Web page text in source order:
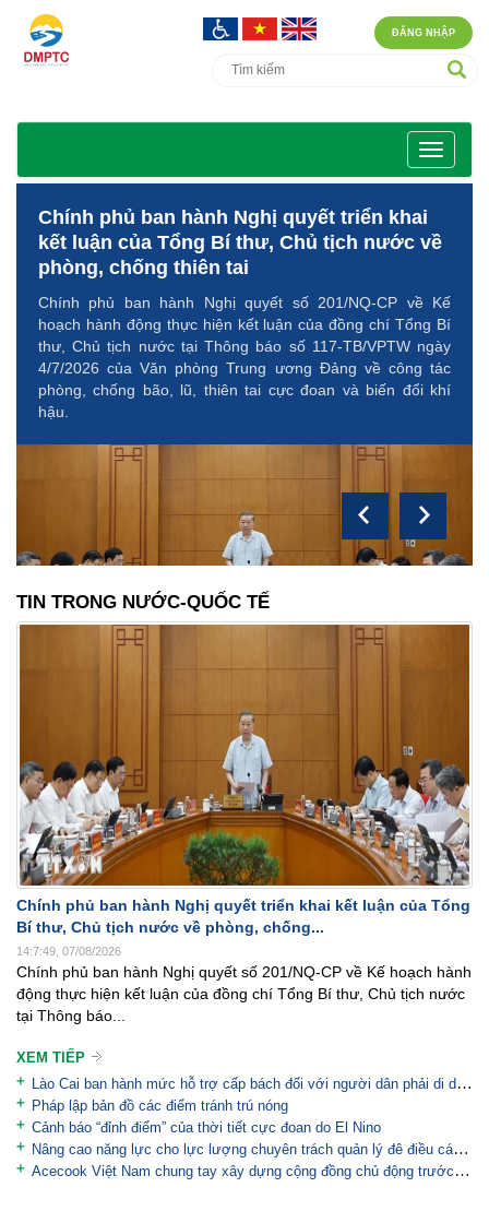
ĐĂNG NHẬP
Chính phủ ban hành Nghị quyết triển khai
kết luận của Tổng Bí thư, Chủ tịch nước về
phòng, chống thiên tai
Chính phủ ban hành Nghị quyết số 201/NQ-CP về Kế
hoạch hành động thực hiện kết luận của đồng chí Tổng Bí
thư, Chủ tịch nước tại Thông báo số 117-TB/VPTW ngày
4/7/2026 của Văn phòng Trung ương Đảng về công tác
phòng, chống bão, lũ, thiên tai cực đoan và biến đổi khí
hậu.
TIN TRONG NƯỚC-QUỐC TẾ
Chính phủ ban hành Nghị quyết triển khai kết luận của Tổng
Bí thư, Chủ tịch nước về phòng, chống...
14:7:49, 07/08/2026
Chính phủ ban hành Nghị quyết số 201/NQ-CP về Kế hoạch hành
động thực hiện kết luận của đồng chí Tổng Bí thư, Chủ tịch nước
tại Thông báo...
XEM TIẾP
Lào Cai ban hành mức hỗ trợ cấp bách đối với người dân phải di dời khẩn cấp khỏi vùng thiên tai
Pháp lập bản đồ các điểm tránh trú nóng
Cảnh báo “đỉnh điểm” của thời tiết cực đoan do El Nino
Nâng cao năng lực cho lực lượng chuyên trách quản lý đê điều các tỉnh/TP có đê từ cấp III đến cấp...
Acecook Việt Nam chung tay xây dựng cộng đồng chủ động trước thiên tai